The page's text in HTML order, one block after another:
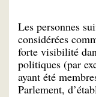
Les personnes
considérées
forte visibilité
politiques (par
ayant été
Parlement,